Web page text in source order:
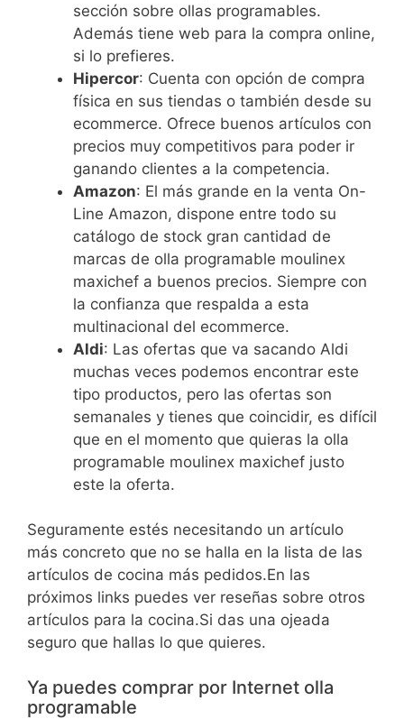
sección sobre ollas programables.
Además tiene web para la compra online,
si lo prefieres.
Hipercor: Cuenta con opción de compra
física en sus tiendas o también desde su
ecommerce. Ofrece buenos artículos con
precios muy competitivos para poder ir
ganando clientes a la competencia.
Amazon: El más grande en la venta On-
Line Amazon, dispone entre todo su
catálogo de stock gran cantidad de
marcas de olla programable moulinex
maxichef a buenos precios. Siempre con
la confianza que respalda a esta
multinacional del ecommerce.
Aldi: Las ofertas que va sacando Aldi
muchas veces podemos encontrar este
tipo productos, pero las ofertas son
semanales y tienes que coincidir, es difícil
que en el momento que quieras la olla
programable moulinex maxichef justo
este la oferta.
Seguramente estés necesitando un artículo
más concreto que no se halla en la lista de las
artículos de cocina más pedidos.En las
próximos links puedes ver reseñas sobre otros
artículos para la cocina.Si das una ojeada
seguro que hallas lo que quieres.
Ya puedes comprar por Internet olla
programable